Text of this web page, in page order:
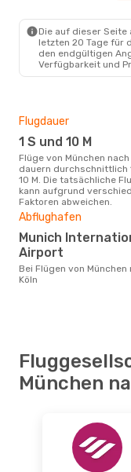
Die auf dieser Seite
letzten 20 Tage für
den endgültigen
Verfügbarkeit und
Flugdauer
1 S und 10 M
Flüge von München nach Köln
dauern durchschnittlich
10 M. Die tatsächliche
kann aufgrund
Faktoren abweichen.
Abflughafen
Munich International
Airport
Bei Flügen von München nach
Köln
München